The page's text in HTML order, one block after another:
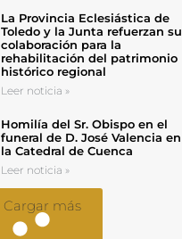
La Provincia Eclesiástica de
Toledo y la Junta refuerzan su
colaboración para la
rehabilitación del patrimonio
histórico regional
Leer noticia »
Homilía del Sr. Obispo en el
funeral de D. José Valencia en
la Catedral de Cuenca
Leer noticia »
Cargar más